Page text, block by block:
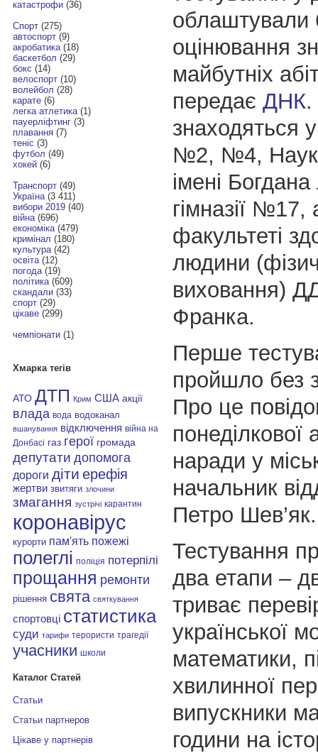
катастрофи(36)
Спорт(275)
автоспорт(9)
акробатика(18)
баскетбол (29)
бокс (14)
велоспорт(10)
волейбол (28)
карате(6)
легка атлетика(1)
пауерліфтинг(3)
плавання(7)
теніс (3)
футбол (49)
хокей(6)
Транспорт(49)
Україна(3 411)
вибори 2019(40)
війна(696)
економіка(479)
кримінал (180)
культура(42)
освіта(12)
погода(19)
політика(609)
скандали(33)
спорт(29)
цікаве(299)
чемпіонати(1)
Хмарка тегів
АТО ДТП Крим США акції
влада вода водоканал
вшанування відключення війна на
Донбасі газ герої громада
депутати допомога
дороги діти ерефія
жертви звитяги злочини
змагання зустрічі карантин
коронавірус
курорти пам'ять пожежі
полеглі поліція потерпілі
прощання ремонти
рішення свята святкування
спортовці статистика
суди тарифи терористи трагедії
учасники школи
Каталог Статей
Статьи
Статьи партнеров
Цікаве у партнерів
облаштували
оцінювання
майбутніх
передає ДНК.
знаходяться
№2, №4,
імені Богдана
гімназії
факультеті
людини
виховання)
Франка.
Перше
пройшло без
Про це
понеділкової
наради у
начальник
Петро Шев’як.
Тестування
два етапи –
триває
української
математики,
хвилинної
випускники
години на